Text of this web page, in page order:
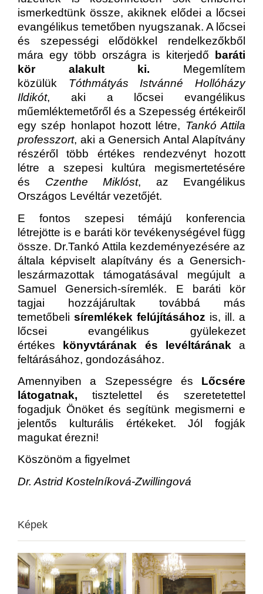
ismerkedtünk össze, akiknek elődei a lőcsei
evangélikus temetőben nyugszanak. A lőcsei
és szepességi elődökkel rendelkezőkből
mára egy több országra is kiterjedő
baráti
kör alakult ki. Megemlítem
közülük Tóthmátyás Istvánné Hollóházy
Ildikót, aki a lőcsei evangélikus
műemléktemetőről és a Szepesség értékeiről
egy szép honlapot hozott létre, Tankó Attila
professzort, aki a Genersich Antal Alapítvány
részéről több értékes rendezvényt hozott
létre a szepesi kultúra megismertetésére
és Czenthe Miklóst, az Evangélikus
Országos Levéltár vezetőjét.
E fontos szepesi témájú konferencia
létrejötte is e baráti kör tevékenységével függ
össze. Dr.Tankó Attila kezdeményezésére az
általa képviselt alapítvány és a Genersich-
leszármazottak támogatásával megújult a
Samuel Genersich-síremlék. E baráti kör
tagjai hozzájárultak továbbá más
temetőbeli síremlékek felújításához is, ill. a
lőcsei evangélikus gyülekezet
értékes könyvtárának és levéltárának a
feltárásához, gondozásához.
Amennyiben a Szepességre és Lőcsére
látogatnak, tisztelettel és szeretetettel
fogadjuk Önöket és segítünk megismerni e
jelentős kulturális értékeket. Jól fogják
magukat érezni!
Köszönöm a figyelmet
Dr. Astrid Kostelníková-Zwillingová
Képek